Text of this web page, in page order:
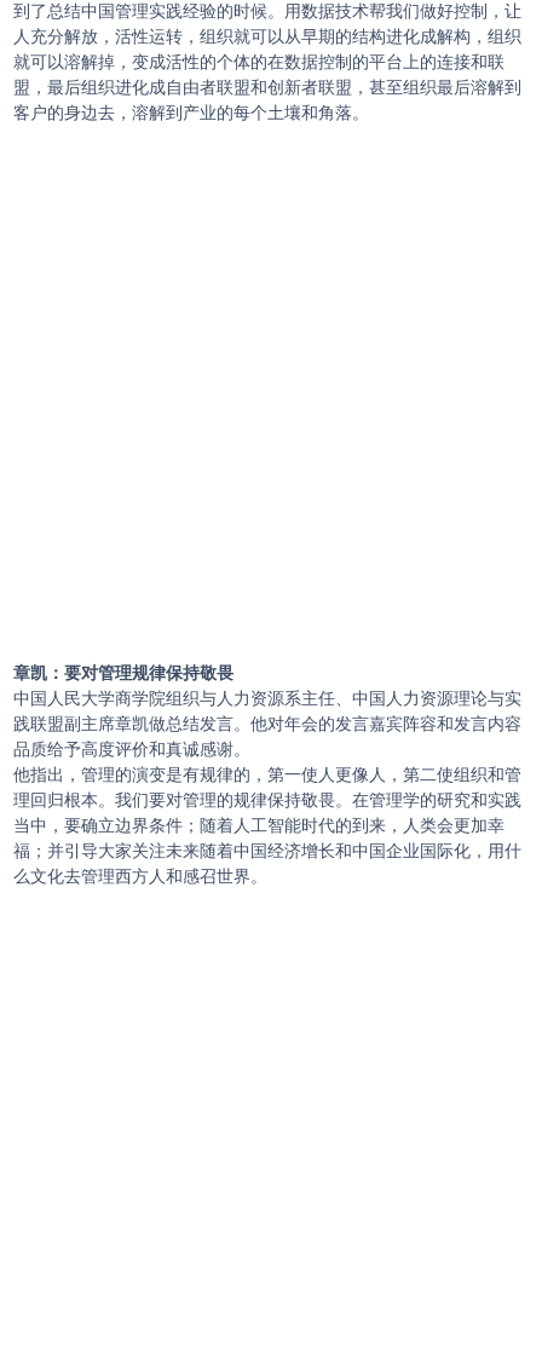
到了总结中国管理实践经验的时候。用数据技术帮我们做好控制，让
人充分解放，活性运转，组织就可以从早期的结构进化成解构，组织
就可以溶解掉，变成活性的个体的在数据控制的平台上的连接和联
盟，最后组织进化成自由者联盟和创新者联盟，甚至组织最后溶解到
客户的身边去，溶解到产业的每个土壤和角落。
章凯：要对管理规律保持敬畏
中国人民大学商学院组织与人力资源系主任、中国人力资源理论与实
践联盟副主席章凯做总结发言。他对年会的发言嘉宾阵容和发言内容
品质给予高度评价和真诚感谢。
他指出，管理的演变是有规律的，第一使人更像人，第二使组织和管
理回归根本。我们要对管理的规律保持敬畏。在管理学的研究和实践
当中，要确立边界条件；随着人工智能时代的到来，人类会更加幸
福；并引导大家关注未来随着中国经济增长和中国企业国际化，用什
么文化去管理西方人和感召世界。